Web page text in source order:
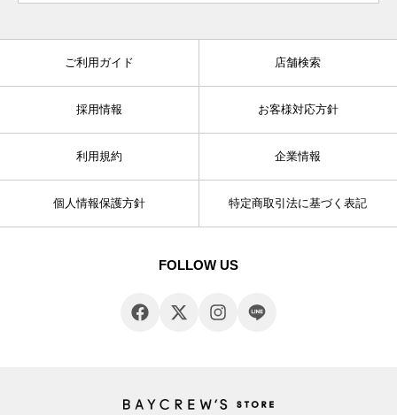
ご利用ガイド 店舗検索
採用情報 お客様対応方針
利用規約 企業情報
個人情報保護方針 特定商取引法に基づく表記
FOLLOW US